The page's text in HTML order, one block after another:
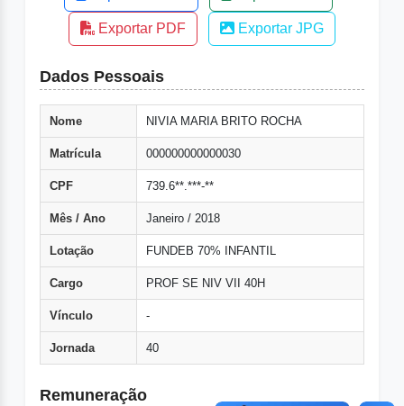
Exportar PDF Exportar JPG
Dados Pessoais
Nome NIVIA MARIA BRITO ROCHA
Matrícula 000000000000030
CPF 739.6**.***-**
Mês / Ano Janeiro / 2018
Lotação FUNDEB 70% INFANTIL
Cargo PROF SE NIV VII 40H
Vínculo -
Jornada 40
Remuneração